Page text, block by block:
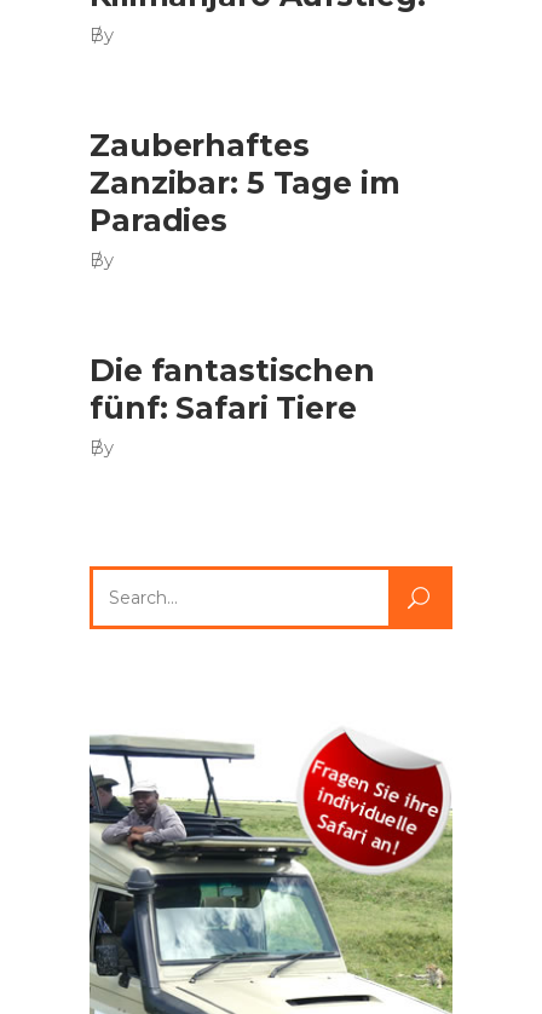
By
Zauberhaftes
Zanzibar: 5 Tage im
Paradies
By
Die fantastischen
fünf: Safari Tiere
By
for: